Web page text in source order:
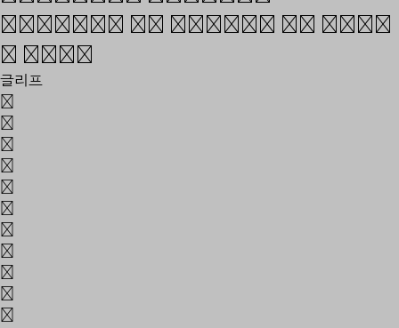
Spanish or Polish to name
a few.
글리프
A
B
C
D
E
F
G
H
I
J
K